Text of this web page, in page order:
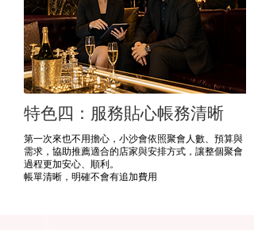
特色四：服務貼心帳務清晰
第一次來也不用擔心，小沙會依照聚會人數、預算與
需求，協助推薦適合的店家與安排方式，讓整個聚會
過程更加安心、順利。
​帳單清晰，明確不會有追加費用